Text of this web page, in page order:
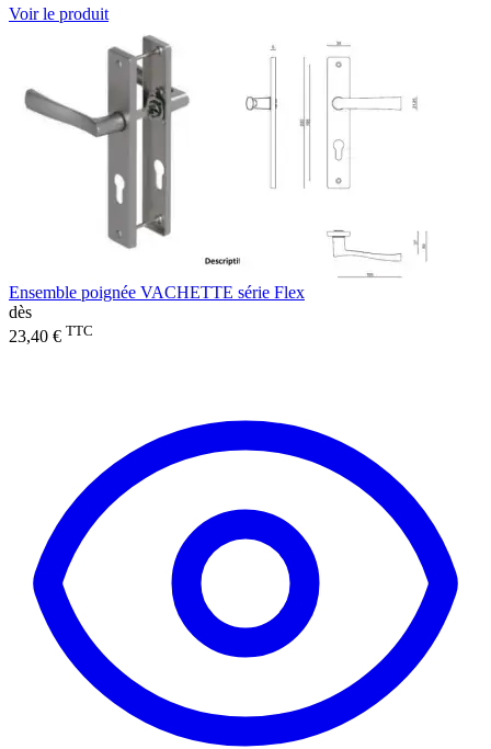
Voir le produit
Ensemble poignée VACHETTE série Flex
dès
23,40 € TTC